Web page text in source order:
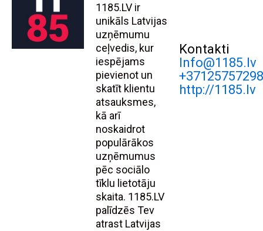
1185.LV ir
unikāls Latvijas
uzņēmumu
ceļvedis, kur
iespējams
pievienot un
skatīt klientu
atsauksmes,
kā arī
noskaidrot
populārākos
uzņēmumus
pēc sociālo
tīklu lietotāju
skaita. 1185.LV
palīdzēs Tev
atrast Latvijas
Kontakti
Info@1185.lv
http://1185.lv